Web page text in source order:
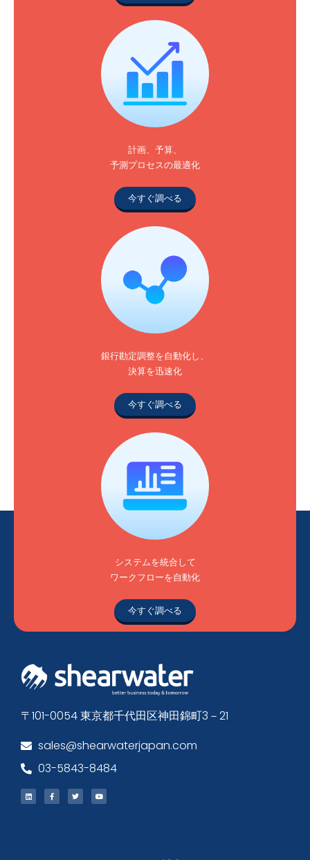
計画、予算、
予測プロセスの最適化
今すぐ調べる
銀行勘定調整を自動化し、
決算を迅速化
今すぐ調べる
システムを統合して
ワークフローを自動化
今すぐ調べる
〒101-0054 東京都千代田区神田錦町3－21
sales@shearwaterjapan.com
03-5843-8484